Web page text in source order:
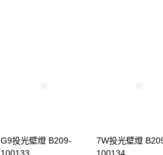
G9投光壁燈 B209-
7W投光壁燈